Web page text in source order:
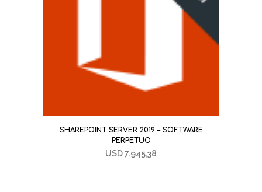
SHAREPOINT SERVER 2019 – SOFTWARE
PERPETUO
USD7.945,38